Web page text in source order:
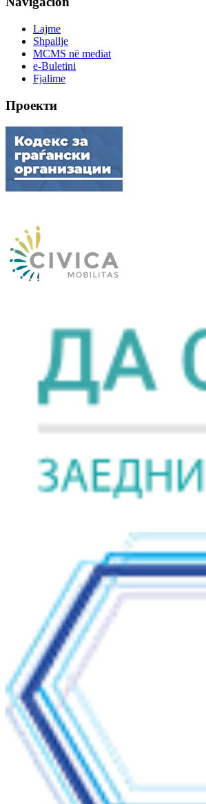
Lajme
Shpallje
MCMS në mediat
e-Buletini
Fjalime
Проекти